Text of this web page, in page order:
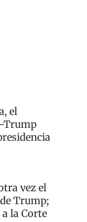
el
Trump
vez el
Trump;
la Corte